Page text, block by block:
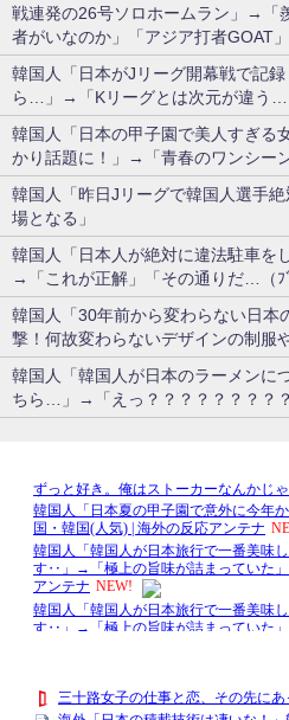
戦連発の26号ソロホームラン」→
者がいなのか」「アジア打者GOAT」
韓国人「日本がJリーグ開幕戦で記
ら…」→「Kリーグとは次元が違う…
韓国人「日本の甲子園で美人すぎる
かり話題に！」→「青春のワンシー
韓国人「昨日Jリーグで韓国人選手
場となる」
韓国人「日本人が絶対に違法駐車を
→「これが正解」「その通りだ…（ﾌ
韓国人「30年前から変わらない日本
撃！何故変わらないデザインの制服
韓国人「韓国人が日本のラーメンに
ちら…」→「えっ？？？？？？？？